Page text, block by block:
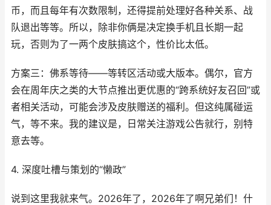
币，而且每年有次数限制，还得提前处理好各种关系、战
队退出等等。所以，除非你俩是决定换手机且长期一起
玩，否则为了一两个皮肤搞这个，性价比太低。
方案三：佛系等待——等转区活动或大版本。偶尔，官方
会在周年庆之类的大节点推出更优惠的“跨系统好友召回”或
者相关活动，可能会涉及皮肤赠送的福利。但这纯属碰运
气，等不来。我的建议是，日常关注游戏公告就行，别特
意去等。
4. 深度吐槽与策划的“懒政”
说到这里我就来气。2026年了，2026年了啊兄弟们！什